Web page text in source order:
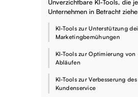
Unverzichtbare KI-Tools, die
Unternehmen in Betracht
KI-Tools zur Unterstützung
Marketingbemühungen
KI-Tools zur Optimierung von
Abläufen
KI-Tools zur Verbesserung des
Kundenservice